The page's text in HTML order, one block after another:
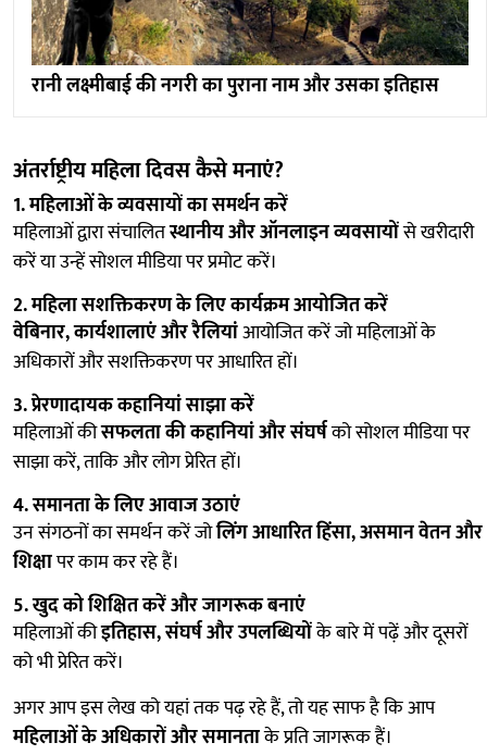
रानी लक्ष्मीबाई की नगरी का पुराना नाम और उसका इतिहास
अंतर्राष्ट्रीय महिला दिवस कैसे मनाएं?
1. महिलाओं के व्यवसायों का समर्थन करें
महिलाओं द्वारा संचालितस्थानीय और ऑनलाइन व्यवसायोंसे खरीदारी
करें या उन्हें सोशल मीडिया पर प्रमोट करें।
2. महिला सशक्तिकरण के लिए कार्यक्रम आयोजित करें
वेबिनार, कार्यशालाएं और रैलियांआयोजित करें जो महिलाओं के
अधिकारों और सशक्तिकरण पर आधारित हों।
3. प्रेरणादायक कहानियां साझा करें
महिलाओं कीसफलता की कहानियां और संघर्षको सोशल मीडिया पर
साझा करें, ताकि और लोग प्रेरित हों।
4. समानता के लिए आवाज उठाएं
उन संगठनों का समर्थन करें जोलिंग आधारित हिंसा, असमान वेतन और
शिक्षापर काम कर रहे हैं।
5. खुद को शिक्षित करें और जागरूक बनाएं
महिलाओं कीइतिहास, संघर्ष और उपलब्धियोंके बारे में पढ़ें और दूसरों
को भी प्रेरित करें।
अगर आप इस लेख को यहां तक पढ़ रहे हैं, तो यह साफ है कि आप
महिलाओं के अधिकारों और समानताके प्रति जागरूक हैं।